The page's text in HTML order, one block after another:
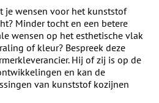
je wensen voor het kunststof
Minder tocht en een betere
wensen op het esthetische vlak
of kleur? Bespreek deze
Hij of zij is op de
en kan de
van kunststof kozijnen